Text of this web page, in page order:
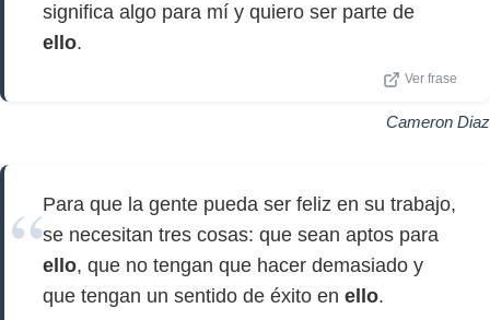
significa algo para mí y quiero ser parte de
ello.
Ver frase
Cameron Diaz
Para que la gente pueda ser feliz en su trabajo,
se necesitan tres cosas: que sean aptos para
ello, que no tengan que hacer demasiado y
que tengan un sentido de éxito en ello.